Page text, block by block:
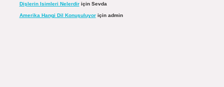
Dişlerin Isimleri Nelerdiriçin Sevda
Amerika Hangi Dil Konuşuluyoriçin admin